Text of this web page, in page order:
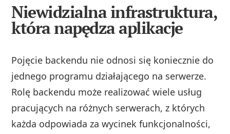
Niewidzialna infrastruktura,
która napędza aplikacje
Pojęcie backendu nie odnosi się koniecznie do
jednego programu działającego na serwerze.
Rolę backendu może realizować wiele usług
pracujących na różnych serwerach, z których
każda odpowiada za wycinek funkcjonalności,